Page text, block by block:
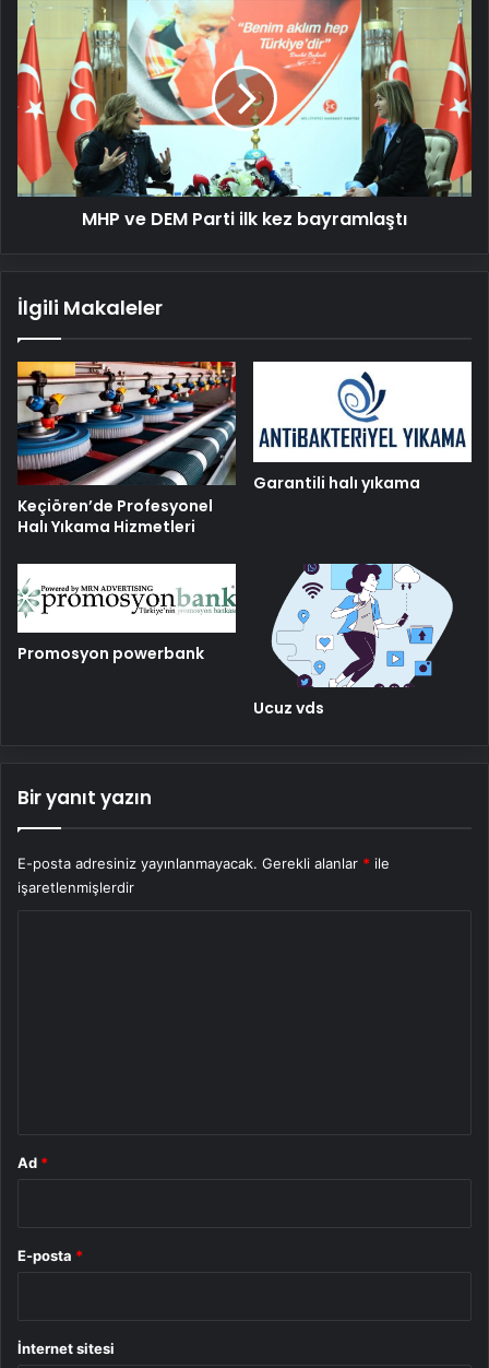
MHP
ve
DEM
Parti
ilk
kez
bayramlaştı
MHP ve DEM Parti ilk kez bayramlaştı
İlgili Makaleler
Keçiören’de Profesyonel
Halı Yıkama Hizmetleri
Garantili halı yıkama
Promosyon powerbank
Ucuz vds
Bir yanıt yazın
E-posta adresiniz yayınlanmayacak. Gerekli alanlar * ile
işaretlenmişlerdir
Ad *
E-posta *
İnternet sitesi